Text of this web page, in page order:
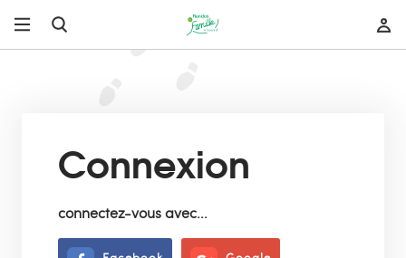
Connexion
connectez-vous avec...